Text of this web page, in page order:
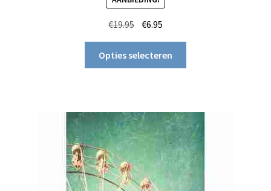
€19.95 Oorspronkelijke
was:
€19.95.
€6.95
is:
€6.95.
Opties selecteren
Deze
optie
kan
gekozen
worden